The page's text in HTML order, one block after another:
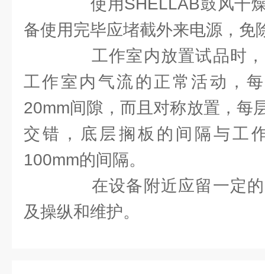
使用SHELLAB鼓风干燥
备使用完毕应堵截外来电源，免
工作室内放置试品时，
工作室内气流的正常活动，
20mm间隙，而且对称放置，每
交错，底层搁板的间隔与工
100mm的间隔。
在设备附近应留一定的
及操纵和维护。